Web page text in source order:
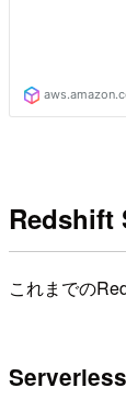
Redshift
これまでの